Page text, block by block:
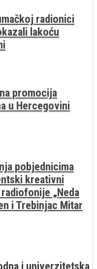
radionici
lakoću
promocija
u Hercegovini
pobjednicima
kreativni
„Neda
i Trebinjac Mitar
i univerzitetska